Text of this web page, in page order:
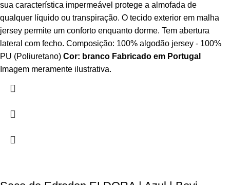
sua característica impermeável protege a almofada de
qualquer líquido ou transpiração. O tecido exterior em malha
jersey permite um conforto enquanto dorme. Tem abertura
lateral com fecho. Composição: 100% algodão jersey - 100%
PU (Poliuretano) Cor: branco Fabricado em Portugal
Imagem meramente ilustrativa.